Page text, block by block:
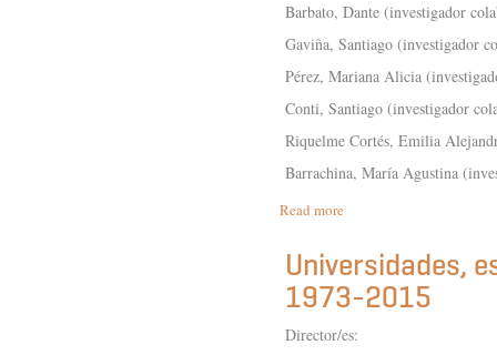
Barbato, Dante (investigador
Gaviña, Santiago (investigador
Pérez, Mariana Alicia
Conti, Santiago (investigador
Riquelme Cortés, Emilia
Barrachina, María Agustina
Read more
COLECTIVA
Y
MOVILIZACIÓN
POPULAR
EN
Universidades,
1973-2015
Director/es: